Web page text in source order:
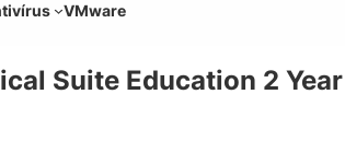
VMware
Suite Education 2